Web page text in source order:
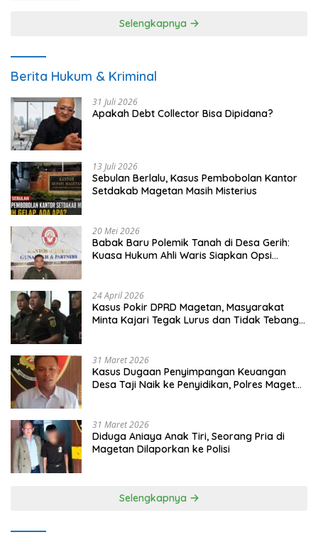
Selengkapnya
Berita Hukum & Kriminal
31 Juli 2026
Apakah Debt Collector Bisa Dipidana?
13 Juli 2026
Sebulan Berlalu, Kasus Pembobolan Kantor
Setdakab Magetan Masih Misterius
20 Mei 2026
Babak Baru Polemik Tanah di Desa Gerih:
Kuasa Hukum Ahli Waris Siapkan Opsi
24 April 2026
Kasus Pokir DPRD Magetan, Masyarakat
Minta Kajari Tegak Lurus dan Tidak Tebang
31 Maret 2026
Kasus Dugaan Penyimpangan Keuangan
Desa Taji Naik ke Penyidikan, Polres Magetan
31 Maret 2026
Diduga Aniaya Anak Tiri, Seorang Pria di
Magetan Dilaporkan ke Polisi
Selengkapnya